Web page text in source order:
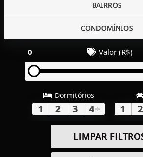
BAIRROS
CONDOMÍNIOS
0 Valor (R$)
Dormitórios
1 2 3 4+ 1 2
LIMPAR